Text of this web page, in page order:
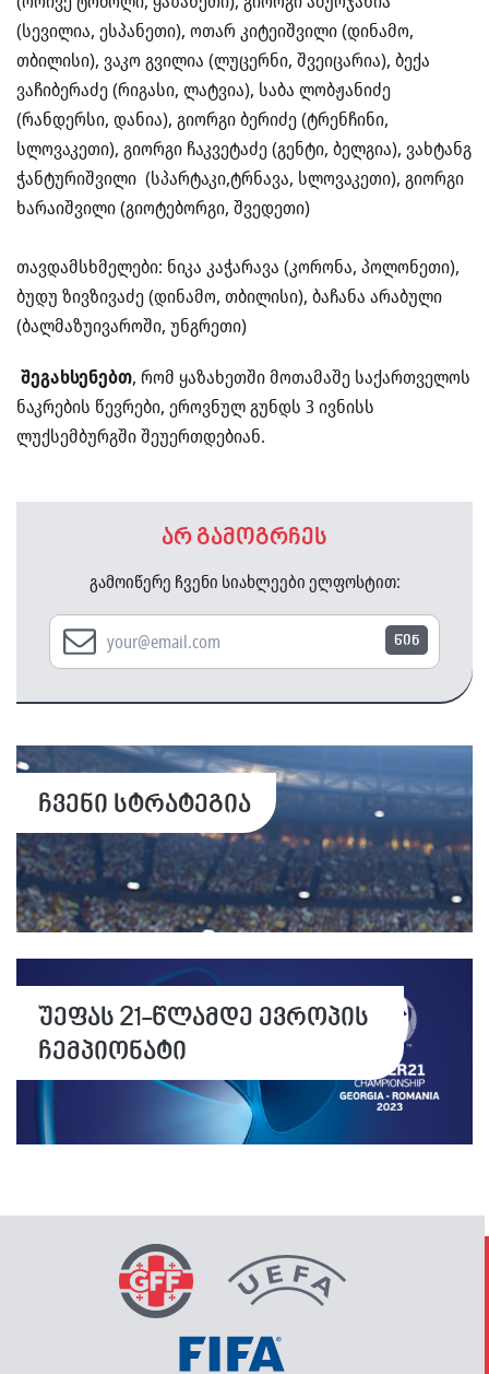
(სევილია, ესპანეთი), ოთარ კიტეიშვილი (დინამო,
თბილისი), ვაკო გვილია (ლუცერნი, შვეიცარია), ბექა
ვაჩიბერაძე (რიგასი, ლატვია), საბა ლობჟანიძე
(რანდერსი, დანია), გიორგი ბერიძე (ტრენჩინი,
სლოვაკეთი), გიორგი ჩაკვეტაძე (გენტი, ბელგია), ვახტანგ
ჭანტურიშვილი (სპარტაკი,ტრნავა, სლოვაკეთი), გიორგი
ხარაიშვილი (გიოტებორგი, შვედეთი)
თავდამსხმელები: ნიკა კაჭარავა (კორონა, პოლონეთი),
ბუდუ ზივზივაძე (დინამო, თბილისი), ბაჩანა არაბული
(ბალმაზუივაროში, უნგრეთი)
შეგახსენებთ, რომ ყაზახეთში მოთამაშე საქართველოს
ნაკრების წევრები, ეროვნულ გუნდს 3 ივნისს
ლუქსემბურგში შეუერთდებიან.
არ გამოგრჩეს
გამოიწერე ჩვენი სიახლეები ელფოსტით:
წინ
ჩვენი სტრატეგია
უეფას 21-წლამდე ევროპის
ჩემპიონატი